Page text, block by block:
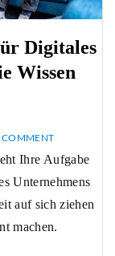
Digitales
Wissen
COMMENT
Unternehmens
auf sich ziehen
machen.